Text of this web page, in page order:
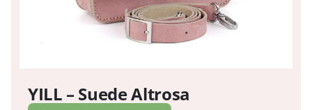
YILL – Suede Altrosa